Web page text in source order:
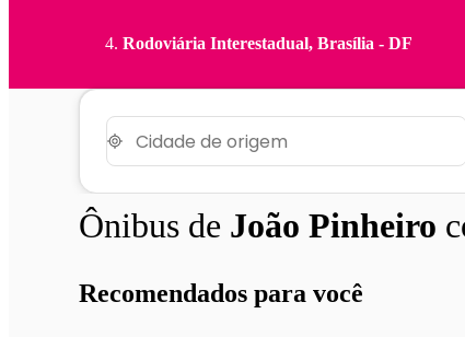
Rodoviária Interestadual, Brasília - DF
Ônibus de João Pinheiro
Recomendados para você